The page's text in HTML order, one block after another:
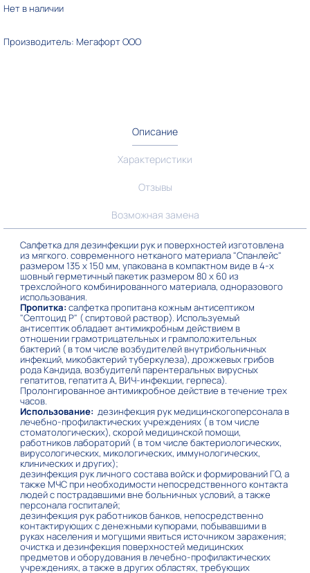
Нет в наличии
Производитель: Мегафорт ООО
Описание
Характеристики
Отзывы
Возможная замена
Салфетка для дезинфекции рук и поверхностей изготовлена
из мягкого. современного нетканого материала "Спанлейс"
размером 135 х 150 мм, упакована в компактном виде в 4-х
шовный герметичный пакетик размером 80 х 60 из
трехслойного комбинированного материала, одноразового
использования.
Пропитка:салфетка пропитана кожным антисептиком
"Септоцид Р" ( спиртовой раствор). Используемый
антисептик обладает антимикробным действием в
отношении грамотрицательных и грамположительных
бактерий ( в том числе возбудителей внутрибольничных
инфекций, микобактерий туберкулеза), дрожжевых грибов
рода Кандида, возбудителй парентеральных вирусных
гепатитов, гепатита А, ВИЧ-инфекции, герпеса).
Пролонгированное антимикробное действие в течение трех
часов.
Использование: дезинфекция рук медицинскогоперсонала в
лечебно-профилактических учреждениях ( в том числе
стоматологических), скорой медицинской помощи,
работников лабораторий ( в том числе бактериологических,
вирусологических, микологических, иммунологических,
клинических и других);
дезинфекция рук личного состава войск и формирований ГО, а
также МЧС при необходимости непосредственного контакта
людей с пострадавшими вне больничных условий, а также
персонала госпиталей;
дезинфекция рук работников банков, непосредственно
контактирующих с денежными купюрами, побывавшими в
руках населения и могущими явиться источником заражения;
очистка и дезинфекция поверхностей медицинских
предметов и оборудования в лечебно-профилактических
учреждениях, а также в других областях, требующих